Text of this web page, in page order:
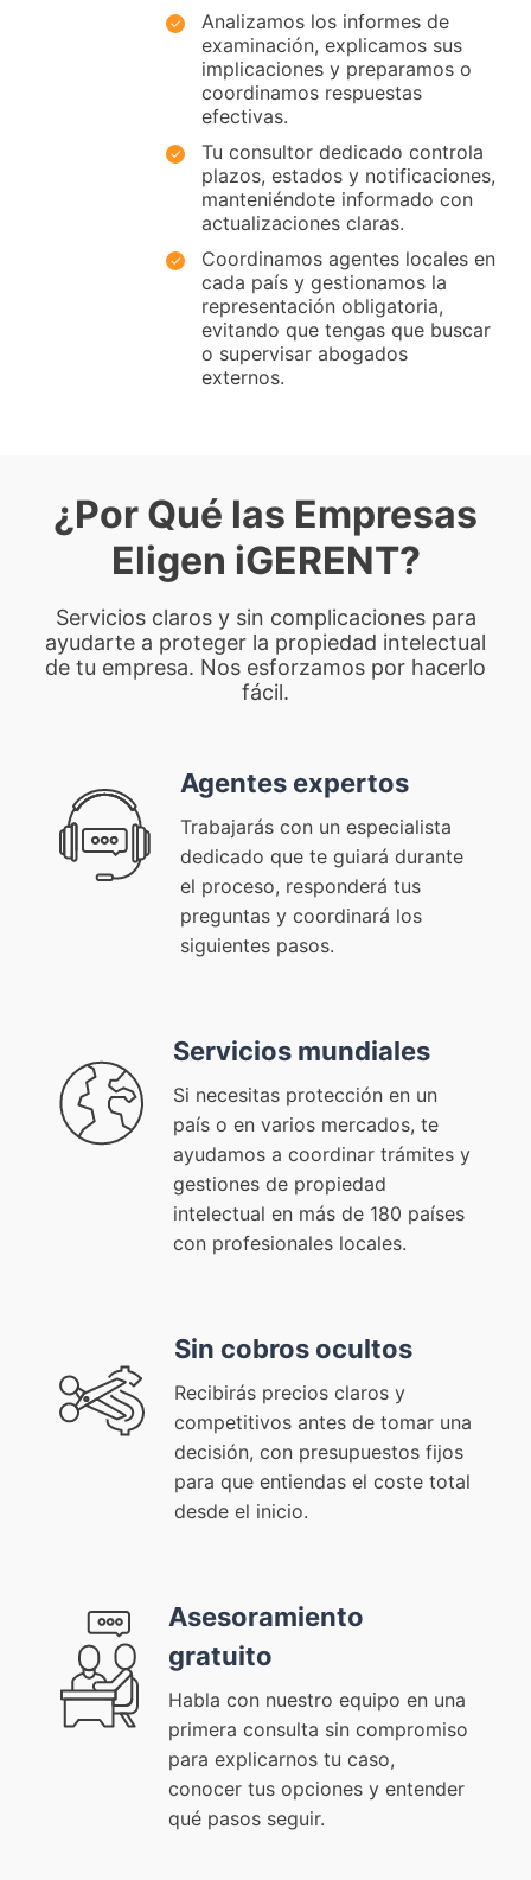
Analizamos los informes de
examinación, explicamos sus
implicaciones y preparamos o
coordinamos respuestas
efectivas.
Tu consultor dedicado controla
plazos, estados y notificaciones,
manteniéndote informado con
actualizaciones claras.
Coordinamos agentes locales en
cada país y gestionamos la
representación obligatoria,
evitando que tengas que buscar
o supervisar abogados
externos.
¿Por Qué las Empresas
Eligen iGERENT?
Servicios claros y sin complicaciones para
ayudarte a proteger la propiedad intelectual
de tu empresa. Nos esforzamos por hacerlo
fácil.
Agentes expertos
Trabajarás con un especialista
dedicado que te guiará durante
el proceso, responderá tus
preguntas y coordinará los
siguientes pasos.
Servicios mundiales
Si necesitas protección en un
país o en varios mercados, te
ayudamos a coordinar trámites y
gestiones de propiedad
intelectual en más de 180 países
con profesionales locales.
Sin cobros ocultos
Recibirás precios claros y
competitivos antes de tomar una
decisión, con presupuestos fijos
para que entiendas el coste total
desde el inicio.
Asesoramiento
gratuito
Habla con nuestro equipo en una
primera consulta sin compromiso
para explicarnos tu caso,
conocer tus opciones y entender
qué pasos seguir.